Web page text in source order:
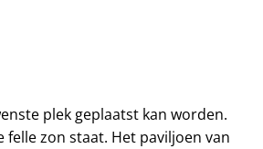
plek geplaatst kan worden.
zon staat. Het paviljoen van